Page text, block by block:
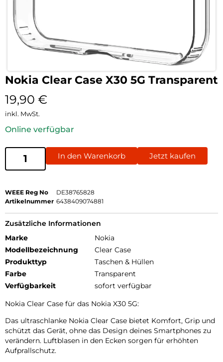
Nokia Clear Case X30 5G Transparent
19,90 €
inkl. MwSt.
Online verfügbar
In den Warenkorb Jetzt kaufen
WEEE Reg No
DE38765828
Artikelnummer 6438409074881
Zusätzliche Informationen
Marke
Nokia
Modellbezeichnung
Clear Case
Produkttyp
Taschen & Hüllen
Farbe
Transparent
Verfügbarkeit
sofort verfügbar
Nokia Clear Case für das Nokia X30 5G:
Das ultraschlanke Nokia Clear Case bietet Komfort, Grip und
schützt das Gerät, ohne das Design deines Smartphones zu
verändern. Luftblasen in den Ecken sorgen für erhöhten
Aufprallschutz.